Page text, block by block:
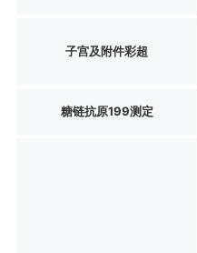
子宫及附件彩超
糖链抗原199测定